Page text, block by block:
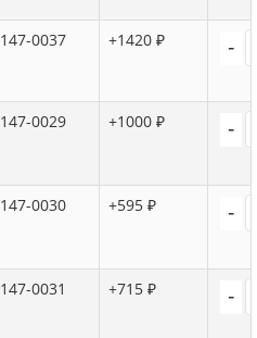
147-0037 +1420 ₽ -
147-0029 +1000 ₽ -
147-0030 +595 ₽ -
147-0031 +715 ₽ -